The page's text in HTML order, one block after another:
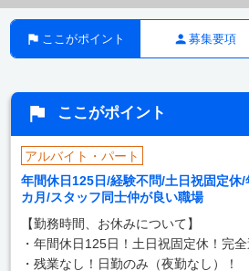
ここがポイント 募集要項
ここがポイント
アルバイト・パート
年間休日125日/経験不問/土日祝固定休
カ月/スタッフ同士仲が良い職場
【勤務時間、お休みについて】
・年間休日125日！土日祝固定休！完全
・残業なし！日勤のみ（夜勤なし）！